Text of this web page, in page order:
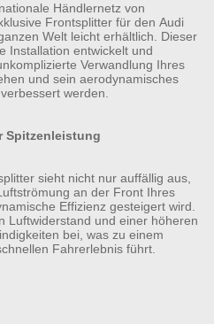
Händlernetz von
Frontsplitter für den Audi
Welt leicht erhältlich. Dieser
Installation entwickelt und
Verwandlung Ihres
und sein aerodynamisches
werden.
Spitzenleistung
sieht nicht nur auffällig aus,
an der Front Ihres
Effizienz gesteigert wird.
Luftwiderstand und einer höheren
bei, was zu einem
Fahrerlebnis führt.